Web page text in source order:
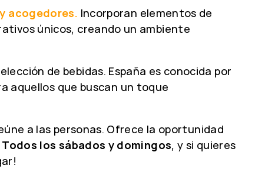
acogedores. Incorporan elementos de
únicos, creando un ambiente
de bebidas. España es conocida por
aquellos que buscan un toque
a las personas. Ofrece la oportunidad
Todos los sábados y domingos, y si quieres